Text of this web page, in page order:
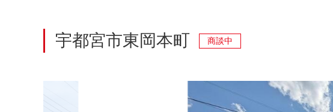
宇都宮市東岡本町 商談中